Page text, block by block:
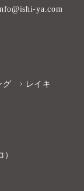
ya.com
グ
レイキ